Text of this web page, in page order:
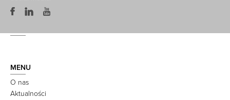
MENU
O nas
Aktualności